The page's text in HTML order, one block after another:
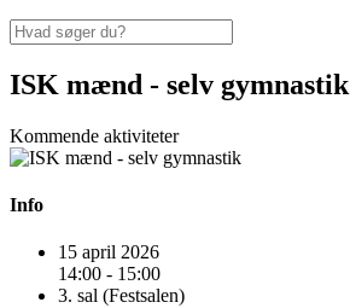
ISK mænd - selv gymnastik
Kommende aktiviteter
Info
15 april 2026
14:00 - 15:00
3. sal (Festsalen)